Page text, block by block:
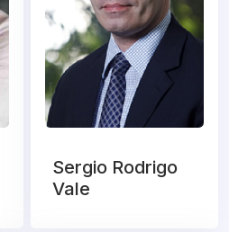
Sergio Rodrigo
Vale